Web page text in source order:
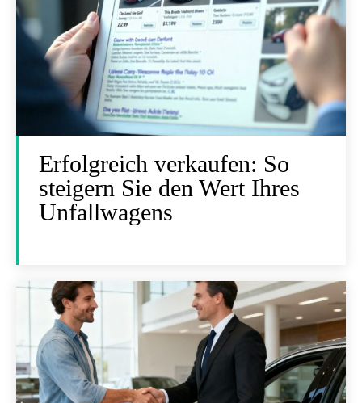
Erfolgreich verkaufen: So
steigern Sie den Wert Ihres
Unfallwagens